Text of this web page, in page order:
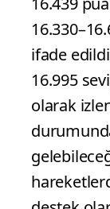
ifade
16.995
olarak